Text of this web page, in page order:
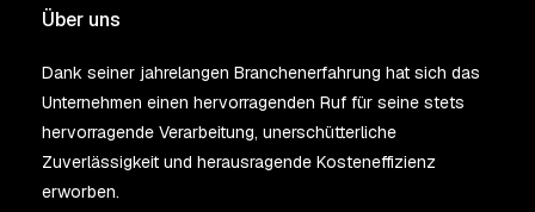
Über uns
Dank seiner jahrelangen Branchenerfahrung hat sich das
Unternehmen einen hervorragenden Ruf für seine stets
hervorragende Verarbeitung, unerschütterliche
Zuverlässigkeit und herausragende Kosteneffizienz
erworben.